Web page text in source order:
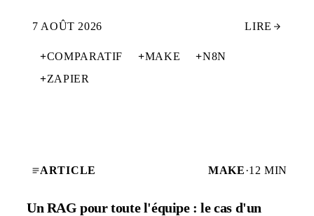
7 AOÛT 2026 LIRE
+COMPARATIF +MAKE +N8N
+ZAPIER
ARTICLE MAKE·12 MIN
Un RAG pour toute l'équipe : le cas d'un